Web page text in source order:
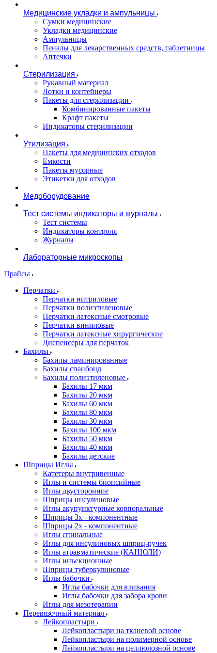
Медицинские укладки и ампульницы
Сумки медицинские
Укладки медицинские
Ампульницы
Пеналы для лекарственных средств, таблетницы
Аптечки
Стерилизация
Рукавный материал
Лотки и контейнеры
Пакеты для стерилизации
Комбинированные пакеты
Крафт пакеты
Индикаторы стерилизации
Утилизация
Пакеты для медицинских отходов
Емкости
Пакеты мусорные
Этикетки для отходов
Медоборудование
Тест системы индикаторы и журналы
Тест системы
Индикаторы контроля
Журналы
Лабораторные микроскопы
Прайсы
Перчатки
Перчатки нитриловые
Перчатки полиэтиленовые
Перчатки латексные смотровые
Перчатки виниловые
Перчатки латексные хирургические
Диспенсеры для перчаток
Бахилы
Бахилы ламинированные
Бахилы спанбонд
Бахилы полиэтиленовые
Бахилы 17 мкм
Бахилы 20 мкм
Бахилы 60 мкм
Бахилы 80 мкм
Бахилы 30 мкм
Бахилы 100 мкм
Бахилы 50 мкм
Бахилы 40 мкм
Бахилы детские
Шприцы Иглы
Катетеры внутривенные
Иглы и системы биопсийные
Иглы двусторонние
Шприцы инсулиновые
Иглы акупунктурные корпоральные
Шприцы 3х - компонентные
Шприцы 2х - компонентные
Иглы спинальные
Иглы для инсулиновых шприц-ручек
Иглы атравматические (КАНЮЛИ)
Иглы инъекционные
Шприцы туберкулиновые
Иглы бабочки
Иглы бабочки для вливания
Иглы бабочки для забора крови
Иглы для мезотерапии
Перевязочный материал
Лейкопластыри
Лейкопластыри на тканевой основе
Лейкопластыри на полимерной основе
Лейкопластыри на целлюлозной основе